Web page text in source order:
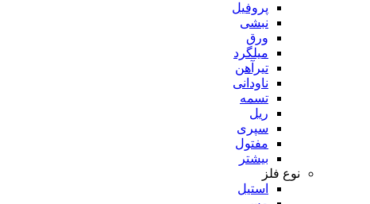
پروفیل
نبشی
ورق
میلگرد
تیرآهن
ناودانی
تسمه
ریل
سپری
مفتول
بیشتر
نوع فلز
استیل